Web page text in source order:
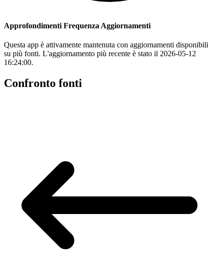
Approfondimenti Frequenza Aggiornamenti
Questa app è attivamente mantenuta con aggiornamenti disponibili
su più fonti. L'aggiornamento più recente è stato il 2026-05-12
16:24:00.
Confronto fonti